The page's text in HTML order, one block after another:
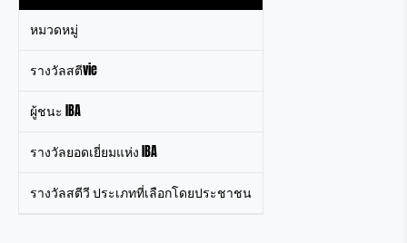
หมวดหมู่
รางวัลสตีvie
ผู้ชนะ IBA
รางวัลยอดเยี่ยมแห่ง IBA
รางวัลสตีวี ประเภทที่เลือกโดยประชาชน